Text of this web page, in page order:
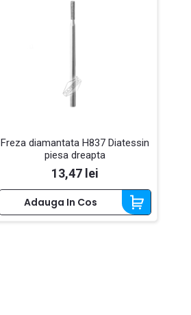
Freza diamantata H837 Diatessin
piesa dreapta
Pret
13,47 lei
Adauga In Cos